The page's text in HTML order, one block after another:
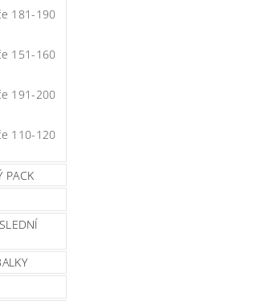
181-190
151-160
191-200
110-120
PACK